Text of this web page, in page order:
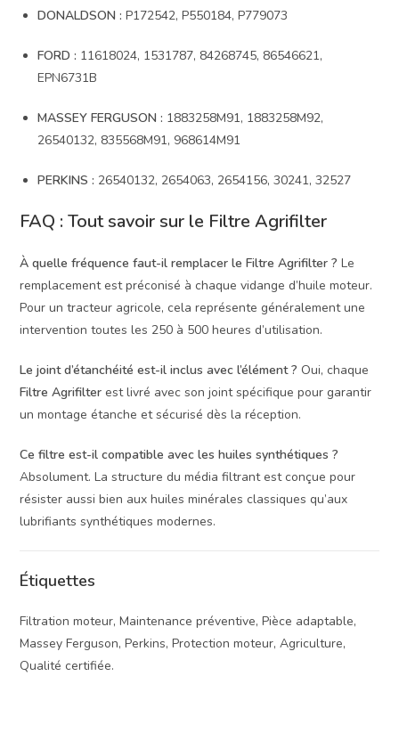
DONALDSON : P172542, P550184, P779073
FORD : 11618024, 1531787, 84268745, 86546621,
EPN6731B
MASSEY FERGUSON : 1883258M91, 1883258M92,
26540132, 835568M91, 968614M91
PERKINS : 26540132, 2654063, 2654156, 30241, 32527
FAQ : Tout savoir sur le Filtre Agrifilter
À quelle fréquence faut-il remplacer le Filtre Agrifilter ? Le
remplacement est préconisé à chaque vidange d’huile moteur.
Pour un tracteur agricole, cela représente généralement une
intervention toutes les 250 à 500 heures d’utilisation.
Le joint d’étanchéité est-il inclus avec l’élément ? Oui, chaque
Filtre Agrifilter est livré avec son joint spécifique pour garantir
un montage étanche et sécurisé dès la réception.
Ce filtre est-il compatible avec les huiles synthétiques ?
Absolument. La structure du média filtrant est conçue pour
résister aussi bien aux huiles minérales classiques qu’aux
lubrifiants synthétiques modernes.
Étiquettes
Filtration moteur, Maintenance préventive, Pièce adaptable,
Massey Ferguson, Perkins, Protection moteur, Agriculture,
Qualité certifiée.